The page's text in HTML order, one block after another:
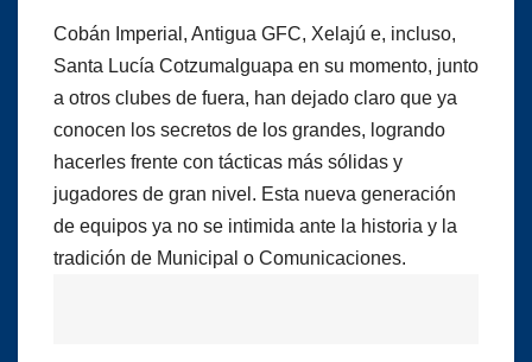
Cobán Imperial, Antigua GFC, Xelajú e, incluso,
Santa Lucía Cotzumalguapa en su momento, junto
a otros clubes de fuera, han dejado claro que ya
conocen los secretos de los grandes, logrando
hacerles frente con tácticas más sólidas y
jugadores de gran nivel. Esta nueva generación
de equipos ya no se intimida ante la historia y la
tradición de Municipal o Comunicaciones.